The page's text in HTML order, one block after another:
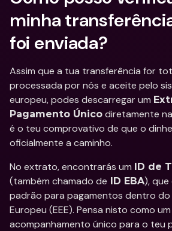
minha
foi enviada?
Assim que a tua transferência for
processada por nós e aceite pelo
europeu, podes descarregar um
Pagamento Único diretamente
é o teu comprovativo de que o
oficialmente a caminho.
No extrato, encontrarás um ID de
(também chamado de ID EBA), que
padrão para pagamentos dentro do
Europeu (EEE). Pensa nisto como
acompanhamento único para o teu